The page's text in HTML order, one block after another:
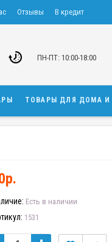
Отзывы В кредит
ПН-ПТ: 10:00-18:00
ТОВАРЫ ДЛЯ ДОМА И
Есть в наличии
1531